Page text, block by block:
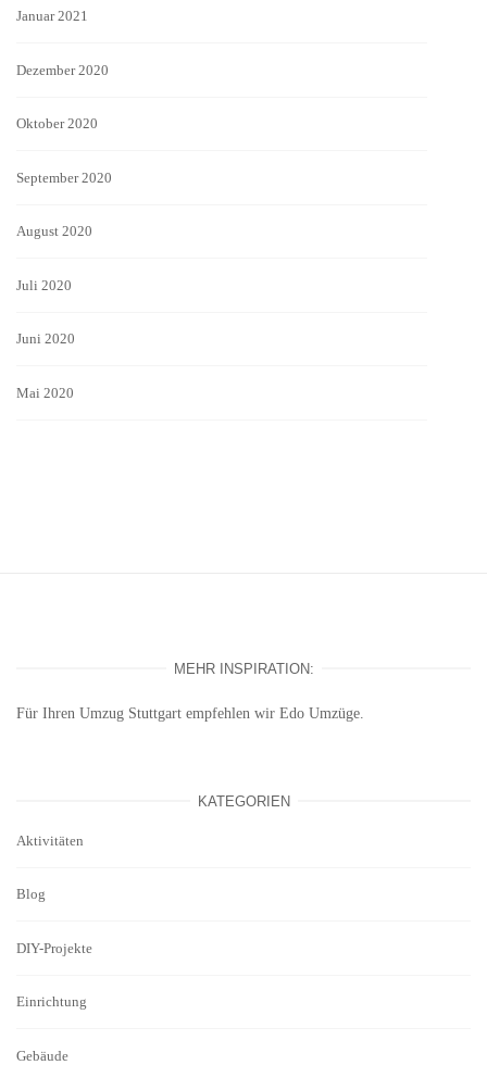
Januar 2021
Dezember 2020
Oktober 2020
September 2020
August 2020
Juli 2020
Juni 2020
Mai 2020
MEHR INSPIRATION:
Für Ihren Umzug Stuttgart empfehlen wir Edo Umzüge.
KATEGORIEN
Aktivitäten
Blog
DIY-Projekte
Einrichtung
Gebäude